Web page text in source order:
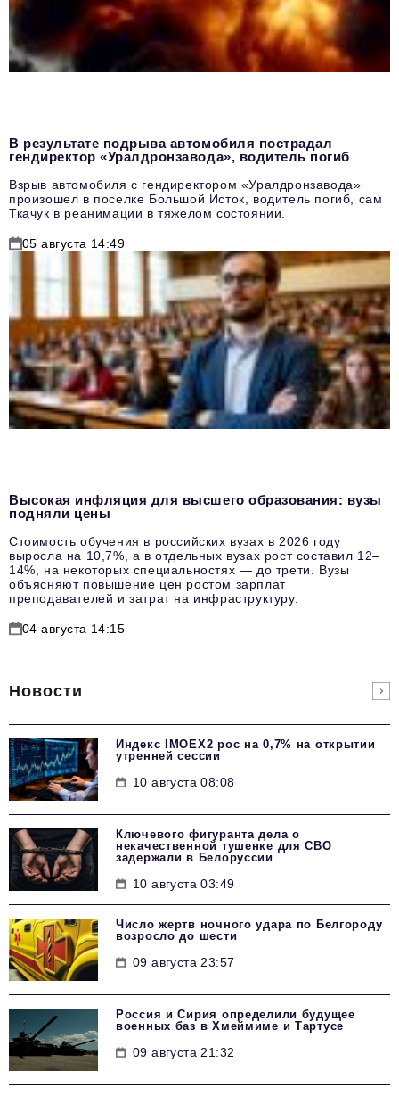
В результате подрыва автомобиля пострадал
гендиректор «Уралдронзавода», водитель погиб
Взрыв автомобиля с гендиректором «Уралдронзавода»
произошел в поселке Большой Исток, водитель погиб, сам
Ткачук в реанимации в тяжелом состоянии.
05 августа 14:49
Высокая инфляция для высшего образования: вузы
подняли цены
Стоимость обучения в российских вузах в 2026 году
выросла на 10,7%, а в отдельных вузах рост составил 12–
14%, на некоторых специальностях — до трети. Вузы
объясняют повышение цен ростом зарплат
преподавателей и затрат на инфраструктуру.
04 августа 14:15
Новости
Индекс IMOEX2 рос на 0,7% на открытии
утренней сессии
10 августа 08:08
Ключевого фигуранта дела о
некачественной тушенке для СВО
задержали в Белоруссии
10 августа 03:49
Число жертв ночного удара по Белгороду
возросло до шести
09 августа 23:57
Россия и Сирия определили будущее
военных баз в Хмеймиме и Тартусе
09 августа 21:32